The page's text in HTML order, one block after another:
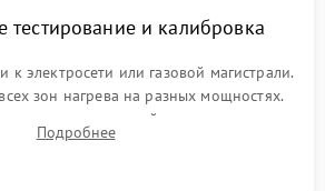
тестирование и калибровка
к электросети или газовой магистрали.
зон нагрева на разных мощностях.
управления, таймера, индикаторов
и систем защиты от перегрева.
Подробнее